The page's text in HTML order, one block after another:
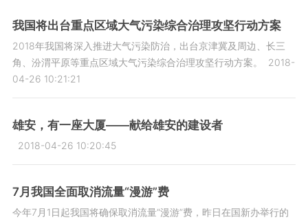
我国将出台重点区域大气污染综合治理攻坚行动方案
2018年我国将深入推进大气污染防治，出台京津冀及周边、长三
角、汾渭平原等重点区域大气污染综合治理攻坚行动方案。
2018-
04-26 10:21:21
雄安，有一座大厦——献给雄安的建设者
2018-04-26 10:20:45
7月我国全面取消流量“漫游”费
今年7月1日起我国将确保取消流量“漫游”费，昨日在国新办举行的